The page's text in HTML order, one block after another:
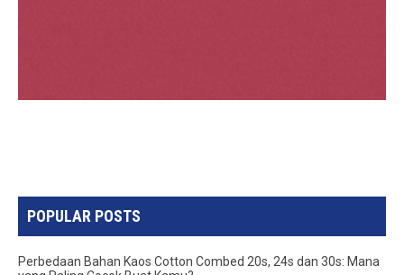
POPULAR POSTS
Perbedaan Bahan Kaos Cotton Combed 20s, 24s dan 30s: Mana